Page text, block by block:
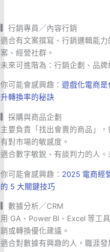
行銷專員／內容行銷
適合有文案撰寫、行銷邏輯能
案、經營社群。
未來可進階為：行銷企劃、品牌
你可能會感興趣： 遊戲化電商
升轉換率的秘訣
採購與商品企劃
主要負責「找出會賣的商品」
有對市場的敏感度。
適合數字敏銳、有談判力的人
你可能會感興趣： 2025 電商經
的 5 大關鍵技巧
數據分析／CRM
用 GA、Power BI、Excel 等工
銷或轉換優化建議。
適合對數據有興趣的人，職涯發